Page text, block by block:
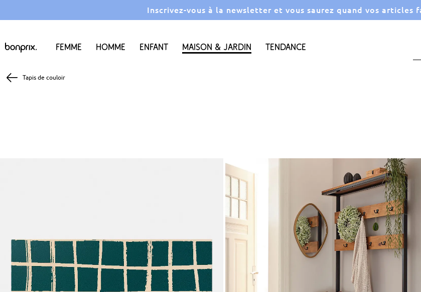
Inscrivez-vous à la newsletter et vous saurez quand vos articles
Femme Homme Enfant Maison & Jardin Tendance
Tapis de couloir